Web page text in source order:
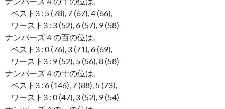
ベスト3 : 5 (78), 7 (67), 4 (66),
ワースト3 : 3 (52), 6 (57), 9 (58)
ナンバーズ４の百の位は,
ベスト3 : 0 (76), 3 (71), 6 (69),
ワースト3 : 9 (52), 5 (56), 8 (58)
ナンバーズ４の十の位は,
ベスト3 : 6 (146), 7 (88), 5 (73),
ワースト3 : 0 (47), 3 (52), 9 (54)